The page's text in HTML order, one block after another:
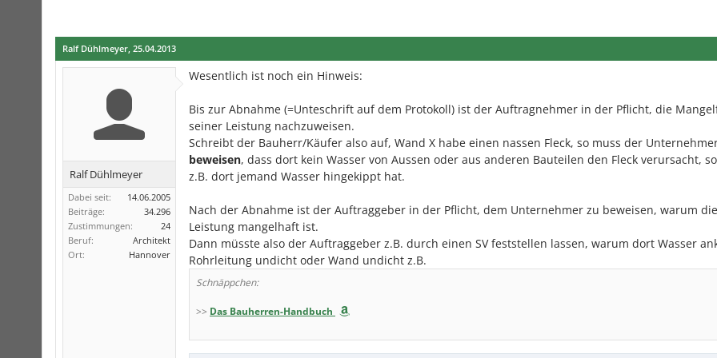
Ralf Dühlmeyer, 25.04.2013
Ralf Dühlmeyer
Dabei seit:
14.06.2005
Beiträge:
34.296
Zustimmungen:
24
Beruf:
Architekt
Ort:
Hannover
Wesentlich ist noch ein Hinweis:
Bis zur Abnahme (=Unteschrift auf dem Protokoll) ist der Auftragnehmer in der Pflicht, die
seiner Leistung nachzuweisen.
Schreibt der Bauherr/Käufer also auf, Wand X habe einen nassen Fleck, so muss der
beweisen, dass dort kein Wasser von Aussen oder aus anderen Bauteilen den Fleck verursacht,
z.B. dort jemand Wasser hingekippt hat.
Nach der Abnahme ist der Auftraggeber in der Pflicht, dem Unternehmer zu beweisen, warum die
Leistung mangelhaft ist.
Dann müsste also der Auftraggeber z.B. durch einen SV feststellen lassen, warum dort Wasser
Rohrleitung undicht oder Wand undicht z.B.
Schnäppchen:
>> Das Bauherren-Handbuch